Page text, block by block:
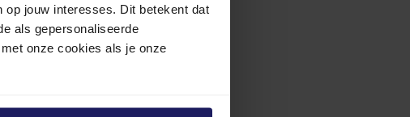
op jouw interesses. Dit betekent dat
als gepersonaliseerde
onze cookies als je onze